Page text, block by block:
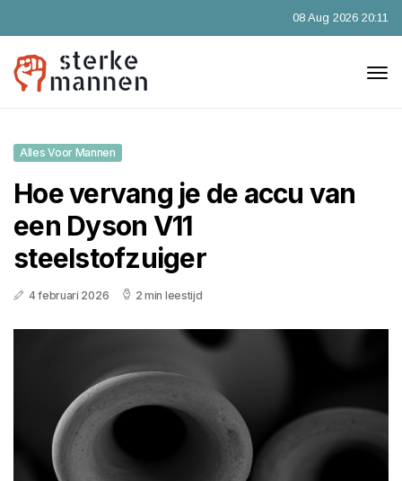
08 Aug 2026 20:11
Alles Voor Mannen
Hoe vervang je de accu van
een Dyson V11
steelstofzuiger
4 februari 2026 2 min leestijd